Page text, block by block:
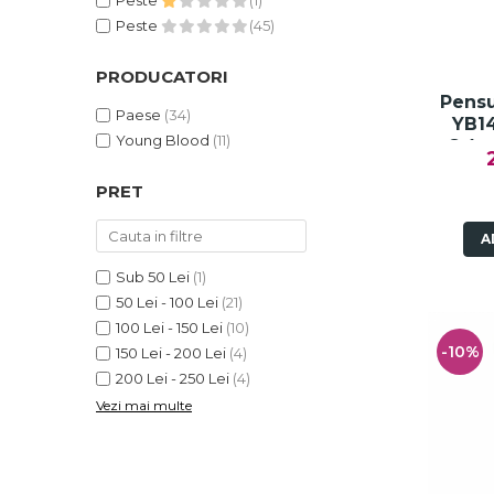
Fard de ochi
Pigmenti minerali
Gloss de buze
SPRANCENE
Creioane sprancene
Gel pentru sprancene
ACCESORII
Palete Contouring
Pensule Profesionale
Aur Cosmetic
Peste
(45)
PRODUCATORI
Paese (34)
Young Blood (11)
PRET
Sub 50 Lei (1)
50 Lei - 100 Lei (21)
100 Lei - 150 Lei (10)
150 Lei - 200 Lei (4)
200 Lei - 250 Lei (4)
Vezi mai multe
-10%